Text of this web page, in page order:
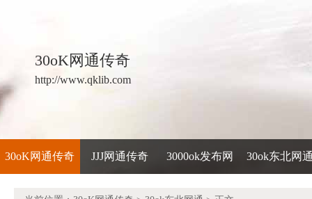
30oK网通传奇
http://www.qklib.com
30oK网通传奇 JJJ网通传奇 3000ok发布网 30ok东北网